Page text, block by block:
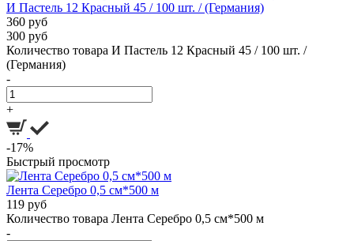
И Пастель 12 Красный 45 / 100 шт. / (Германия)
360 руб
300 руб
Количество товара И Пастель 12 Красный 45 / 100 шт. /
(Германия)
-
+
-17%
Быстрый просмотр
Лента Серебро 0,5 см*500 м
119 руб
Количество товара Лента Серебро 0,5 см*500 м
-